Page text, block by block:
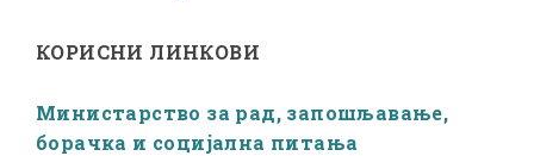
КОРИСНИ ЛИНКОВИ
Министарство за рад, запошљавање,
борачка и социјална питања